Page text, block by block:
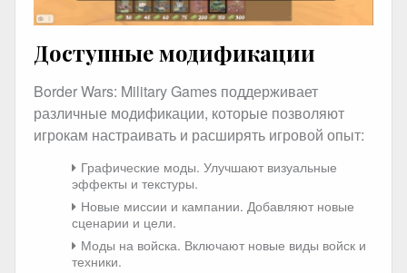
Доступные модификации
Border Wars: Military Games поддерживает
различные модификации, которые позволяют
игрокам настраивать и расширять игровой опыт:
Графические моды. Улучшают визуальные
эффекты и текстуры.
Новые миссии и кампании. Добавляют новые
сценарии и цели.
Моды на войска. Включают новые виды войск и
техники.